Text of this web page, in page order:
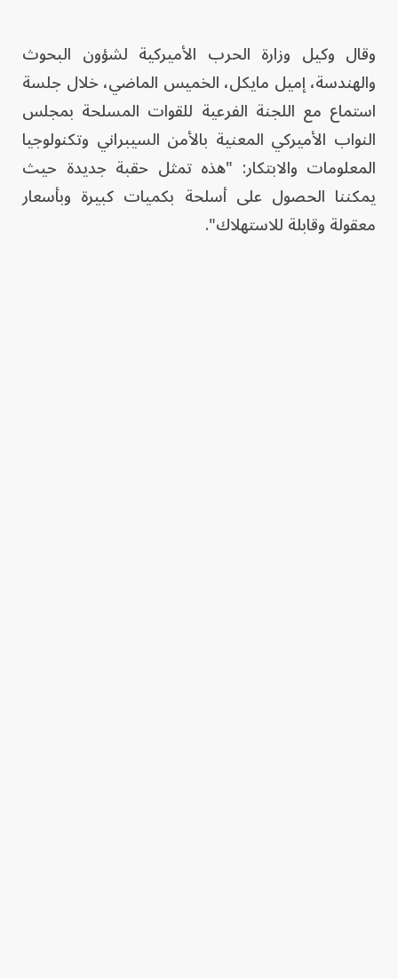
وقال وكيل وزارة الحرب الأميركية لشؤون البحوث
والهندسة، إميل مايكل، الخميس الماضي، خلال جلسة
استماع مع اللجنة الفرعية للقوات المسلحة بمجلس
النواب الأميركي المعنية بالأمن السيبراني وتكنولوجيا
المعلومات والابتكار: "هذه تمثل حقبة جديدة حيث
يمكننا الحصول على أسلحة بكميات كبيرة وبأسعار
معقولة وقابلة للاستهلاك".